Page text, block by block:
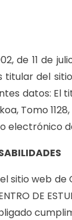
de 11 de
titular del
datos: El
Tomo
electrónico
web de
DE